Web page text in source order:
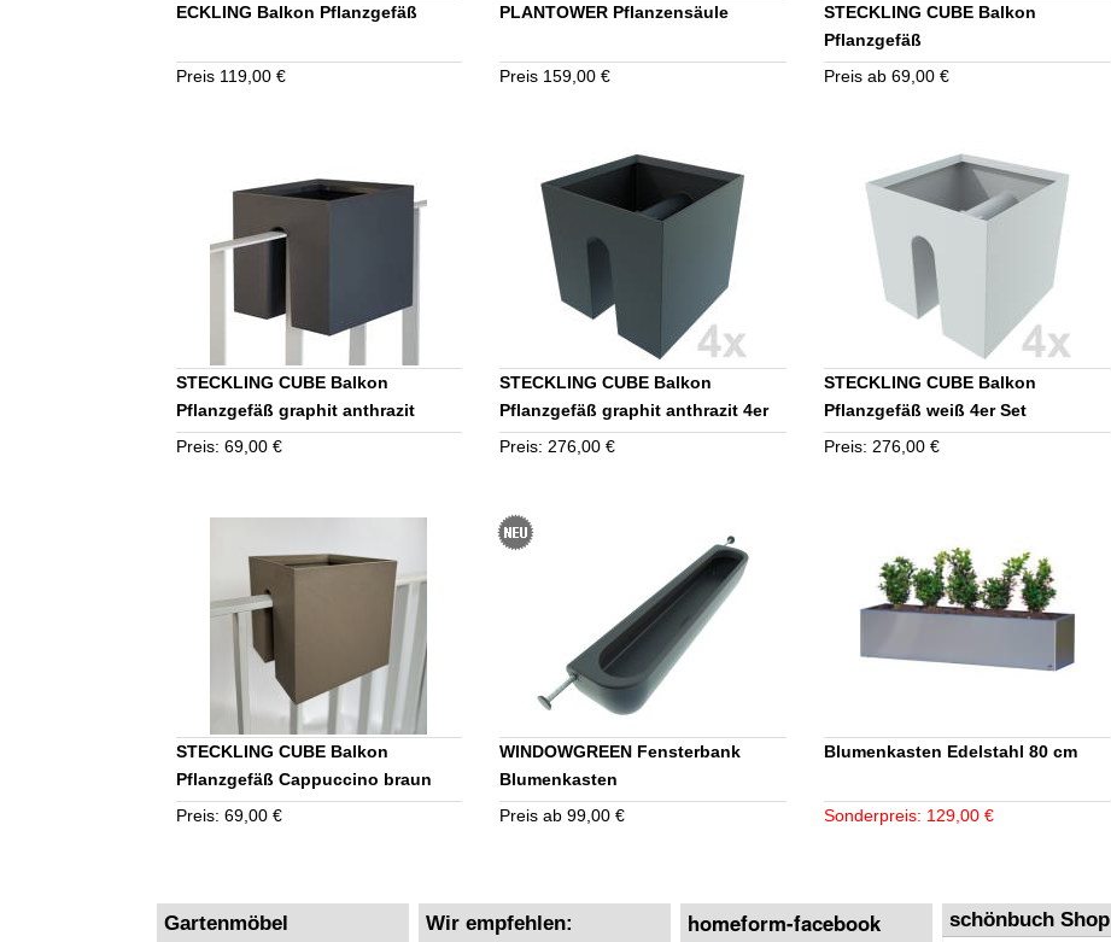
ECKLING Balkon Pflanzgefäß
Preis 119,00 €
PLANTOWER Pflanzensäule
Preis 159,00 €
STECKLING CUBE Balkon
Pflanzgefäß
Preis ab 69,00 €
STECKLING CUBE Balkon
Pflanzgefäß graphit anthrazit
Preis: 69,00 €
STECKLING CUBE Balkon
Pflanzgefäß graphit anthrazit 4er
Set
Preis: 276,00 €
STECKLING CUBE Balkon
Pflanzgefäß weiß 4er Set
Preis: 276,00 €
STECKLING CUBE Balkon
Pflanzgefäß Cappuccino braun
Preis: 69,00 €
WINDOWGREEN Fensterbank
Blumenkasten
Preis ab 99,00 €
Blumenkasten Edelstahl 80 cm
Sonderpreis: 129,00 €
Gartenmöbel Wir empfehlen: homeform-facebook schönbuch Shop